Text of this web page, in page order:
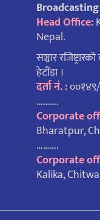
Head Office:
Nepal.
सञ्चार
हेटौंडा ।
दर्ता नं. :
……….
Corporate
Bharatpur,
……….
Corporate
Kalika,